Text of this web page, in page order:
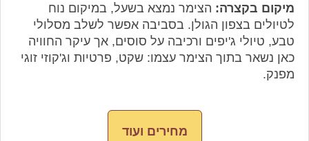
מיקום בקצרה: הצימר נמצא בשעל, במיקום נוח
לטיולים בצפון הגולן. בסביבה אפשר לשלב מסלולי
טבע, טיולי ג'יפים ורכיבה על סוסים, אך עיקר החוויה
כאן נשאר בתוך הצימר עצמו: שקט, פרטיות וג'קוזי זוגי
מפנק.
מחירים ועוד